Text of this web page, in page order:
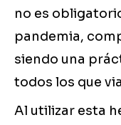
no es
pandemia,
siendo una
todos los que
Al utilizar esta